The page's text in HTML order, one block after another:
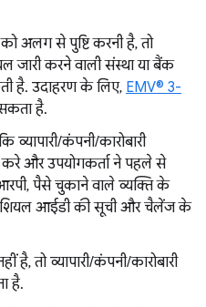
अलग से पुष्टि करनी है, तो
जारी करने वाली संस्था या बैंक
है. उदाहरण के लिए, EMV® 3-
है.
व्यापारी/कंपनी/कारोबारी
करे और उपयोगकर्ता ने पहले से
आरपी, पैसे चुकाने वाले व्यक्ति के
आईडी की सूची और चैलेंज के
है, तो व्यापारी/कंपनी/कारोबारी
है.